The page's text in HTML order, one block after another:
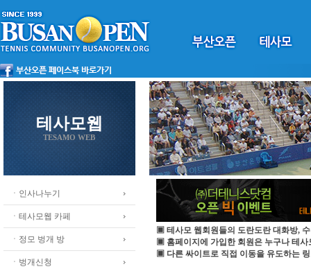
테사모웹
TESAMO WEB
ㆍ인사나누기
ㆍ테사모웹 카페
ㆍ정모 벙개 방
ㆍ벙개신청
▣ 테사모 웹회원들의 도란도란 대화방,
▣ 홈페이지에 가입한 회원은 누구나 테사
▣ 다른 싸이트로 직접 이동을 유도하는